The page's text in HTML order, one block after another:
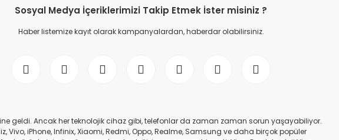
Sosyal Medya İçeriklerimizi Takip Etmek İster misiniz ?
Haber listemize kayıt olarak kampanyalardan, haberdar olabilirsiniz.
geldi. Ancak her teknolojik cihaz gibi, telefonlar da zaman zaman sorun yaşayabiliyor.
Vivo, iPhone, Infinix, Xiaomi, Redmi, Oppo, Realme, Samsung ve daha birçok popüler